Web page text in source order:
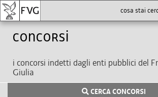
Concorsi
i concorsi indetti dagli enti pubblici del
Giulia
CERCA CONCORSI